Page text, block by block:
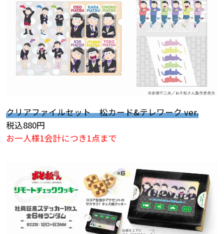
クリアファイルセット 松カード&テレワーク ver.
税込880円
お一人様1会計につき1点まで